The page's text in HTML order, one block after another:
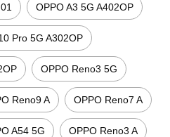
OPPO A3 5G A402OP
Pro 5G A302OP
OPPO Reno3 5G
Reno9 A OPPO Reno7 A
A54 5G OPPO Reno3 A